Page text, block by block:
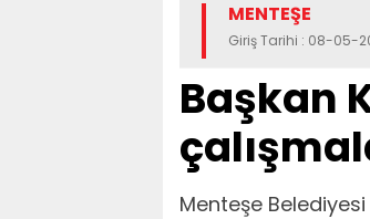
MENTEŞE
Giriş Tarihi : 08-05-
Başkan
Menteşe